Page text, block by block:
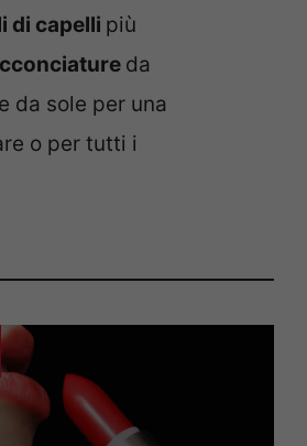
di capelli più
da
da sole per una
o per tutti i